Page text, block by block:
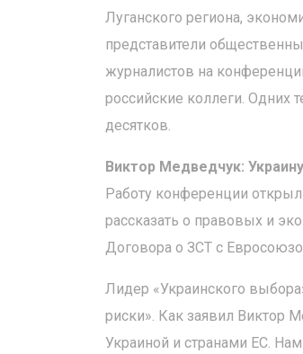
Луганского региона,
представители
журналистов на
российские коллеги. Одних
десятков.
Виктор Медведчук:
Работу конференции
рассказать о правовых и
Договора о ЗСТ с
Лидер «Украинского
риски». Как заявил Виктор
Украиной и странами ЕС.